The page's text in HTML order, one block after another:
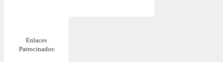
Enlaces
Patrocinados: